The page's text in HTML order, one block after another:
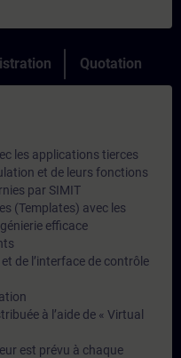
Quotation
les applications tierces
et de leurs fonctions
par SIMIT
(Templates) avec les
efficace
de l’interface de contrôle
à l’aide de « Virtual
est prévu à chaque